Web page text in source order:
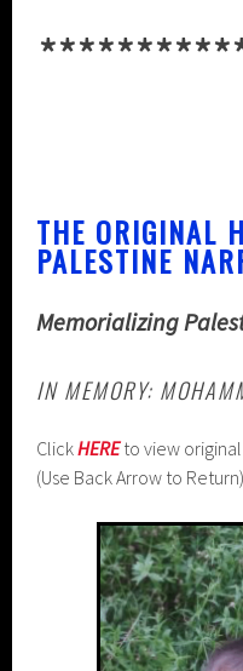
THE ORIGINAL
PALESTINE
Memorializing
IN MEMORY:
ClickHEREto view
(Use Back Arrow to Return)